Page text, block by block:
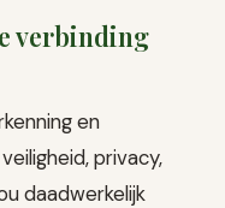
verbinding
en
privacy,
daadwerkelijk